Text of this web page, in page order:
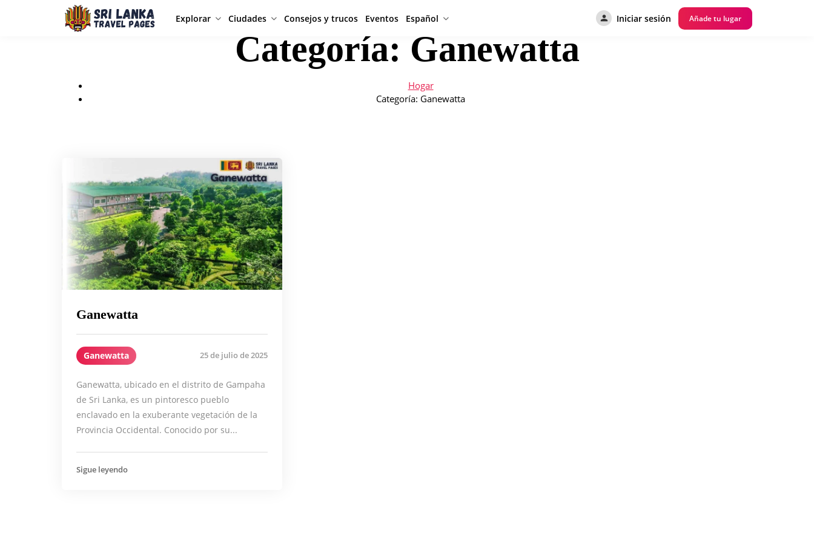
Explorar Ciudades Consejos y trucos Eventos Español Iniciar sesión Añade tu lugar
Categoría: Ganewatta
Hogar
Categoría: Ganewatta
Ganewatta
Ganewatta 25 de julio de 2025
Ganewatta, ubicado en el distrito de Gampaha
de Sri Lanka, es un pintoresco pueblo
enclavado en la exuberante vegetación de la
Provincia Occidental. Conocido por su...
Sigue leyendo